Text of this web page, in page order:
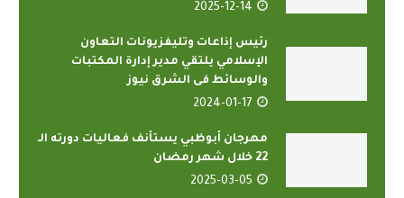
2025-12-14
رئيس إذاعات وتليفزيونات التعاون
الإسلامي يلتقي مدير إدارة المكتبات
والوسائط فى الشرق نيوز
2024-01-17
مهرجان أبوظبي يستأنف فعاليات دورته الـ
22 خلال شهر رمضان
2025-03-05